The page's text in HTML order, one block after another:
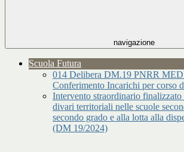
navigazione
Scuola Futura
014 Delibera DM.19 PNRR
Conferimento Incarichi per corso
Intervento straordinario
divari territoriali nelle scuole
secondo grado e alla lotta alla
(DM 19/2024)